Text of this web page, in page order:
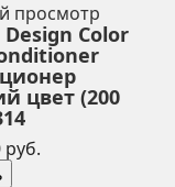
просмотр
Design Color
цвет (200
руб.Цена